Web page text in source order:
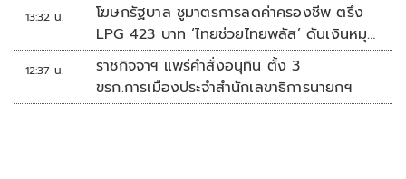
13:32 น.
โฆษกรัฐบาล ชูมาตรการลดค่าครองชีพ ตรึง
LPG 423 บาท ‘ไทยช่วยไทยพลัส’ ดันเงินหมุน
แสนล้าน
12:37 น.
ราชกิจจาฯ แพร่คำสั่งอนุทิน ตั้ง 3
ขรก.การเมืองประจำสำนักเลขาธิการนายกฯ